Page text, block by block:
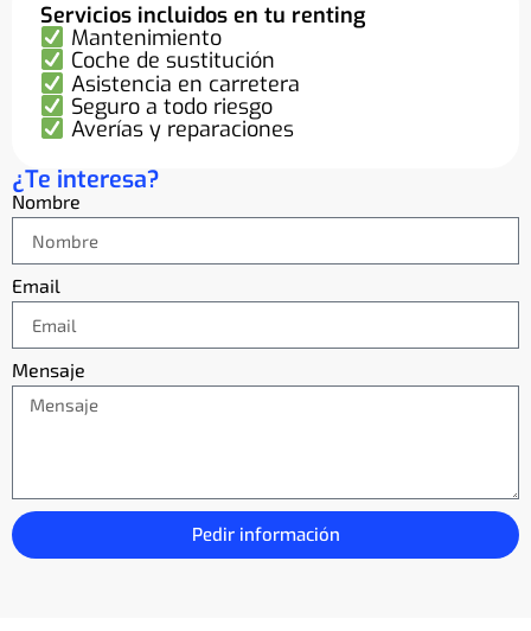
Servicios incluidos en tu renting
Mantenimiento
Coche de sustitución
Asistencia en carretera
Seguro a todo riesgo
Averías y reparaciones
¿Te interesa?
Nombre
Email
Mensaje
Pedir información